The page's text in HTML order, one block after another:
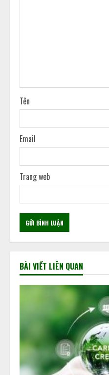
Tên
Email
Trang web
BÀI VIẾT LIÊN QUAN